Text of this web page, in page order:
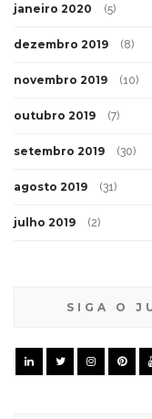
janeiro 2020 (5)
dezembro 2019 (8)
novembro 2019 (10)
outubro 2019 (7)
setembro 2019 (30)
agosto 2019 (31)
julho 2019 (2)
SIGA O